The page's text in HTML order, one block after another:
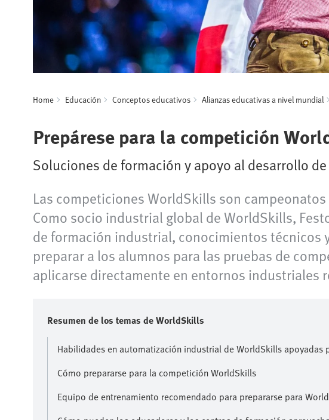
Home Educación Conceptos educativos Alianzas educativas a nivel mundial
Prepárese para la competición
Soluciones de formación y apoyo al desarrollo
Las competiciones WorldSkills son
Como socio industrial global de WorldSkills,
de formación industrial, conocimientos técnicos
preparar a los alumnos para las pruebas de
aplicarse directamente en entornos industriales
Resumen de los temas de WorldSkills
Habilidades en automatización industrial de WorldSkills apoyadas
Cómo prepararse para la competición WorldSkills
Equipo de entrenamiento recomendado para prepararse para